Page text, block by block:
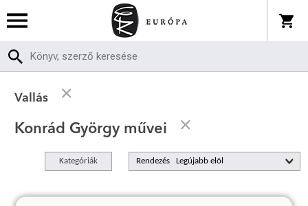
Vallás
Konrád György művei
Kategóriák Rendezés